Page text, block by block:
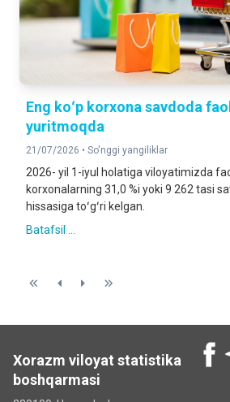
Eng koʻp korxona savdoda
yuritmoqda
21/07/2026 • So'nggi yangiliklar
2026- yil 1-iyul holatiga viloyatimizda
korxonalarning 31,0 %i yoki 9 262 tasi
hissasiga toʻgʻri kelgan.
Batafsil ...
Xorazm viloyat statistika
boshqarmasi